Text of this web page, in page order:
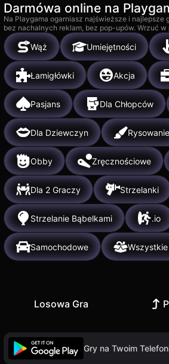
Darmówa online na
Na Playgama ogarniasz najświeższe i najlepsze
bez nachalnych reklam, bez pop-upów. Wrzuć
Wąż Umiejętności
Łamigłówki Akcja
Pasjans Dla Chłopców
Dla Dziewczyn Rysowanie
Obby Zręcznościowe
Dla 2 Graczy Strzelanki
Strzelanie Bąbelkami .io
Samochodowe
Losowa Gra
Gry na Twoim